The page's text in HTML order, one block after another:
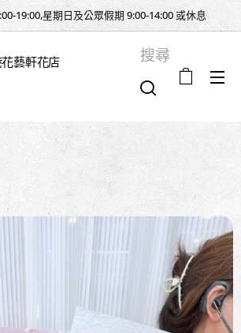
19:00,星期日及公眾假期 9:00-14:00 或休息
藝軒花店 搜尋